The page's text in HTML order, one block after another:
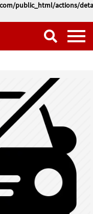
public_html/actions/